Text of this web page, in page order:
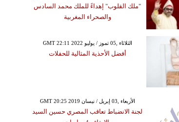
"ملك القلوب" إهداءً للملك محمد السادس
والصحراء المغربية
GMT 22:11 2022 الثلاثاء ,05 تموز / يوليو
أفضل الأحذية المثالية للحفلات
GMT 20:25 2019 الأربعاء ,03 إبريل / نيسان
لجنة الانضباط تعاقب المصري حسين السيد